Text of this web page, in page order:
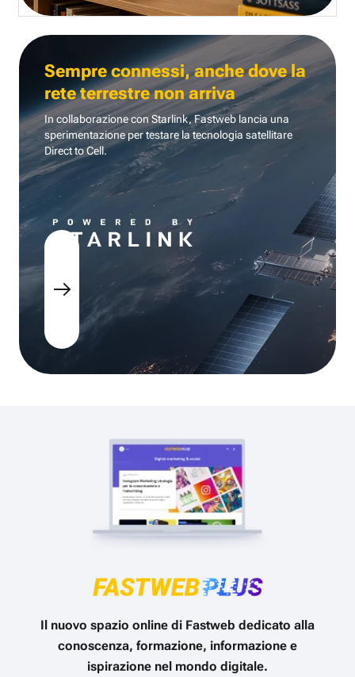
Sempre connessi, anche dove la
rete terrestre non arriva
In collaborazione con Starlink, Fastweb lancia una
sperimentazione per testare la tecnologia satellitare
Direct to Cell.
Il nuovo spazio online di Fastweb dedicato alla
conoscenza, formazione, informazione e
ispirazione nel mondo digitale.